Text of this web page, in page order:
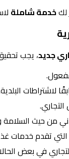
لكخدمة شاملة
جديد، يجب
لاشتراطات
من حيث السلامة
تقدم خدمات
في بعض